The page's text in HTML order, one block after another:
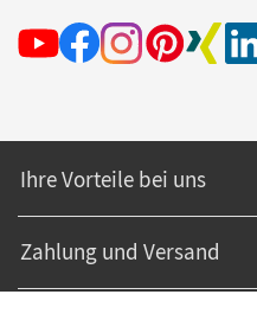
Ihre Vorteile bei uns
Zahlung und Versand